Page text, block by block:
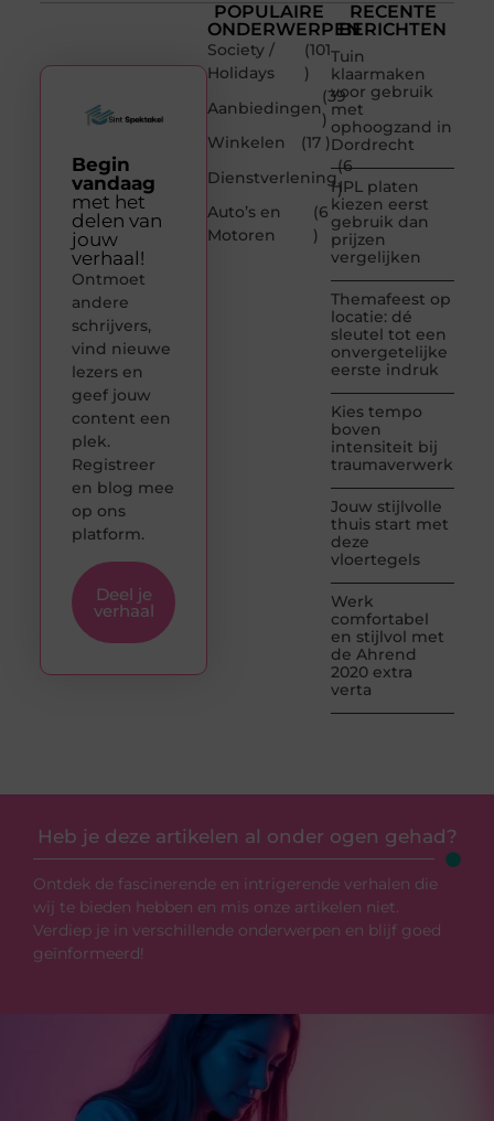
POPULAIRE
ONDERWERPEN
Society /
Holidays
(101
)
Aanbiedingen
(39
)
Winkelen
(17 )
Dienstverlening
(6
)
Auto’s en
Motoren
(6
)
RECENTE
BERICHTEN
Tuin
klaarmaken
voor gebruik
met
ophoogzand in
Dordrecht
HPL platen
kiezen eerst
gebruik dan
prijzen
vergelijken
Themafeest op
locatie: dé
sleutel tot een
onvergetelijke
eerste indruk
Kies tempo
boven
intensiteit bij
traumaverwerking
Jouw stijlvolle
thuis start met
deze
vloertegels
Werk
comfortabel
en stijlvol met
de Ahrend
2020 extra
verta
Begin
vandaag
met het
delen van
jouw
verhaal!
Ontmoet
andere
schrijvers,
vind nieuwe
lezers en
geef jouw
content een
plek.
Registreer
en blog mee
op ons
platform.
Deel je
verhaal
Heb je deze artikelen al onder ogen gehad?
Ontdek de fascinerende en intrigerende verhalen die
wij te bieden hebben en mis onze artikelen niet.
Verdiep je in verschillende onderwerpen en blijf goed
geïnformeerd!